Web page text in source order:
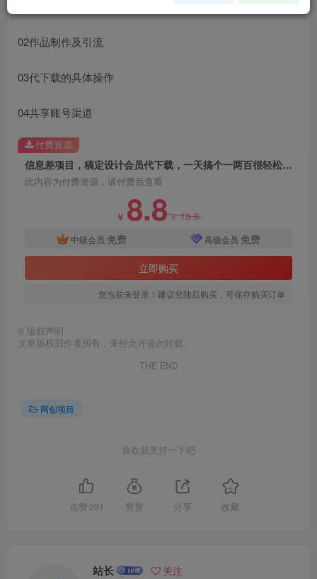
02作品制作及引流
03代下载的具体操作
04共享账号渠道
信息差项目，稿定设计会员代下载，一天搞个一两百很轻松【揭秘】
此内容为付费资源，请付费后查看
￥ 8.8￥18.8
中级会员 免费 高级会员 免费
立即购买
您当前未登录！建议登陆后购买，可保存购买订单
付费资源
© 版权声明
文章版权归作者所有，未经允许请勿转载。
THE END
网创项目
喜欢就支持一下吧
点赞 291 赞赏 分享 收藏
站长 关注